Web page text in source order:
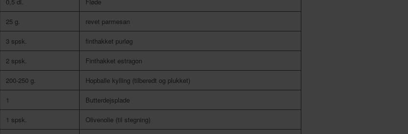
25 g. revet parmesan
3 spsk. finthakket purløg
2 spsk. Finthakket estragon
200-250 g. Hopballe kylling (tilberedt og plukket)
1 Butterdejsplade
1 spsk. Olivenolie (til stegning)